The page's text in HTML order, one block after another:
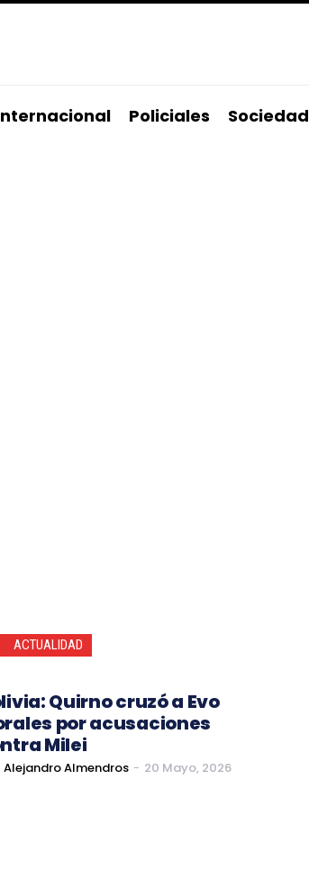
Policiales Sociedad
ACTUALIDAD
Quirno cruzó a Evo
por acusaciones
Milei
Alejandro Almendros - 20 Mayo, 2026